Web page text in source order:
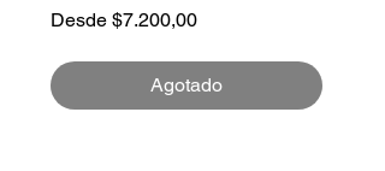
Desde $7.200,00Precio
oferta
Agotado